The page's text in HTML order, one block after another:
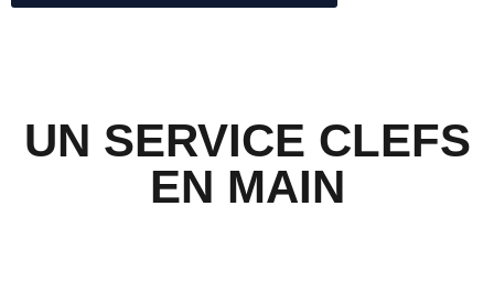
UN SERVICE CLEFS
EN MAIN